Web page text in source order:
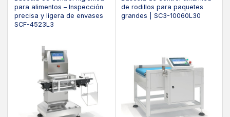
para alimentos – Inspección
precisa y ligera de envases
SCF-4523L3
de rodillos para paquetes
grandes | SC3-10060L30